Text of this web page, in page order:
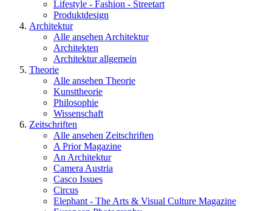
Lifestyle - Fashion - Streetart
Produktdesign
Architektur
Alle ansehen Architektur
Architekten
Architektur allgemein
Theorie
Alle ansehen Theorie
Kunsttheorie
Philosophie
Wissenschaft
Zeitschriften
Alle ansehen Zeitschriften
A Prior Magazine
An Architektur
Camera Austria
Casco Issues
Circus
Elephant - The Arts & Visual Culture Magazine